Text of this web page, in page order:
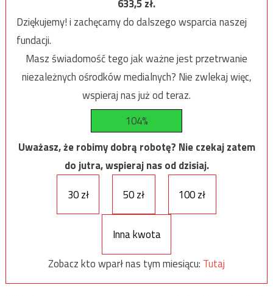
633,5zł.
Dziękujemy! i zachęcamy do dalszego wsparcia naszej
fundacji.
Masz świadomość tego jak ważne jest przetrwanie
niezależnych ośrodków medialnych? Nie zwlekaj więc,
wspieraj nas już od teraz.
104%
Uważasz, że robimy dobrą robotę? Nie czekaj zatem
do jutra, wspieraj nas od dzisiaj.
30 zł
50 zł 100 zł
Inna kwota
Zobacz kto wparł nas tym miesiącu: Tutaj